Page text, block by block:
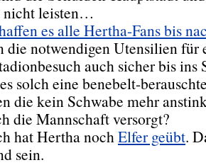
nicht leisten…
es alle Hertha-Fans bis
die notwendigen Utensilien für
auch sicher bis ins
solch eine benebelt-
die kein Schwabe mehr
die Mannschaft versorgt?
hat Hertha nochElfer geübt.
sein.